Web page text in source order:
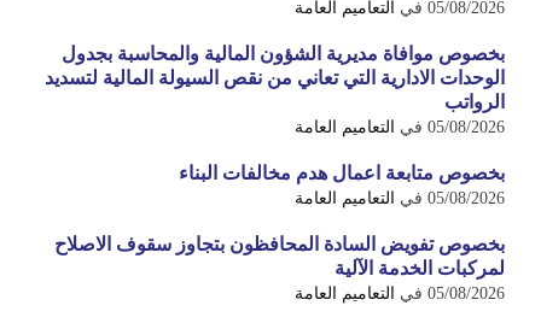
05/08/2026 في التعاميم العامة
بخصوص موافاة مديرية الشؤون المالية والمحاسبة بجدول
الوحدات الادارية التي تعاني من نقص السيولة المالية لتسديد
الرواتب
05/08/2026 في التعاميم العامة
بخصوص متابعة اعمال هدم مخالفات البناء
05/08/2026 في التعاميم العامة
بخصوص تفويض السادة المحافظون بتجاوز سقوف الاصلاح
لمركبات الخدمة الآلية
05/08/2026 في التعاميم العامة